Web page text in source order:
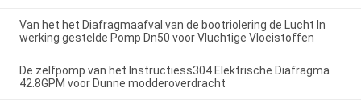
Van het het Diafragmaafval van de bootriolering de Lucht In
werking gestelde Pomp Dn50 voor Vluchtige Vloeistoffen
De zelfpomp van het Instructiess304 Elektrische Diafragma
42.8GPM voor Dunne modderoverdracht